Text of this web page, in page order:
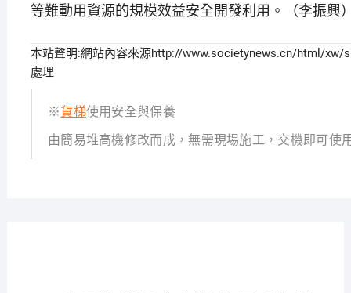
等難動用資源的規模效益安全開發利用。（李振興
本站聲明:網站內容來源http://www.societynews.cn/html/xw/
處理
※貨梯使用安全與保養
由簡易堆高機修改而成，無需現場施工，交機即可使